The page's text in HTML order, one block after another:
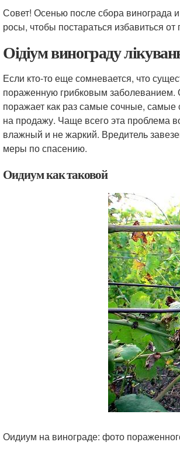
Совет! Осенью после сбора винограда
росы, чтобы постараться избавиться
Оідіум винограду
Если кто-то еще сомневается, что
пораженную грибковым заболеванием.
поражает как раз самые сочные, самые
на продажу. Чаще всего эта проблема
влажный и не жаркий. Вредитель
меры по спасению.
Оидиум как таковой
Оидиум на винограде: фото